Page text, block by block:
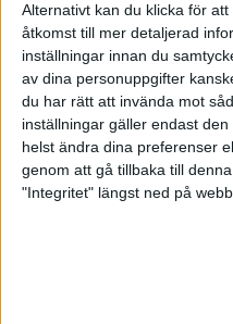
Alternativt kan du klicka för
åtkomst till mer detaljerad
inställningar innan du
av dina personuppgifter
du har rätt att invända mot
inställningar gäller endast
helst ändra dina preferenser
genom att gå tillbaka till
"Integritet" längst ned på
Vi tar pulsen på
25-07-11